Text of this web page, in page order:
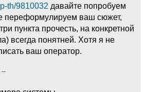
th/9810032 давайте попробуем
переформулируем ваш сюжет,
пункта прочесть, на конкретной
всегда понятней. Хотя я не
ваш оператор.
--